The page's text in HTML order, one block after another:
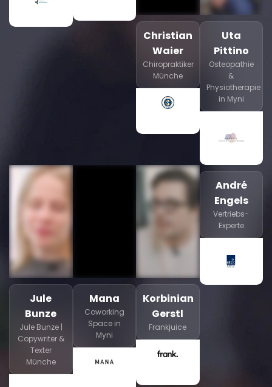
Christian
Waier
Chiropraktiker
Münche
Uta
Pittino
Osteopathie
&
Physiotherapie
in Myni
Jule
Bunze
Jule Bunze |
Copywriter &
Texter
Münche
Mana
Coworking
Space in
Myni
Korbinian
Gerstl
Frankjuice
André
Engels
Vertriebs-
Experte